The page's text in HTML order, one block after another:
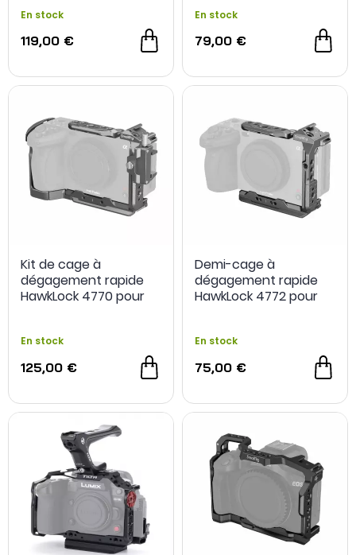
En stock
119,00 €
En stock
79,00 €
Kit de cage à
dégagement rapide
HawkLock 4770 pour
En stock
125,00 €
Demi-cage à
dégagement rapide
HawkLock 4772 pour
En stock
75,00 €